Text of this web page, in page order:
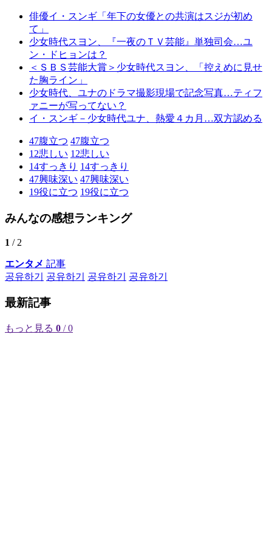
俳優イ・スンギ「年下の女優との共演はスジが初め
て」
少女時代スヨン、『一夜のＴＶ芸能』単独司会…ユ
ン・ドヒョンは？
＜ＳＢＳ芸能大賞＞少女時代スヨン、「控えめに見せ
た胸ライン」
少女時代、ユナのドラマ撮影現場で記念写真…ティフ
ァニーが写ってない？
イ・スンギ－少女時代ユナ、熱愛４カ月…双方認める
47腹立つ 47腹立つ
12悲しい 12悲しい
14すっきり 14すっきり
47興味深い 47興味深い
19役に立つ 19役に立つ
みんなの感想ランキング
1 / 2
エンタメ 記事
공유하기
공유하기 공유하기 공유하기
最新記事
もっと見る 0 / 0